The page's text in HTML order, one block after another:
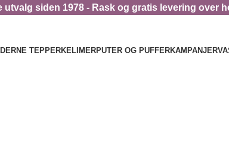
utvalg siden 1978 - Rask og gratis levering over
TEPPERKELIMERPUTER OG PUFFERKAMPANJER